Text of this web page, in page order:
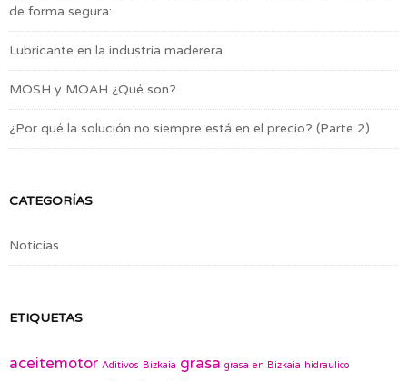
de forma segura:
Lubricante en la industria maderera
MOSH y MOAH ¿Qué son?
¿Por qué la solución no siempre está en el precio? (Parte 2)
CATEGORÍAS
Noticias
ETIQUETAS
aceitemotor Aditivos Bizkaia grasa grasa en Bizkaia hidraulico